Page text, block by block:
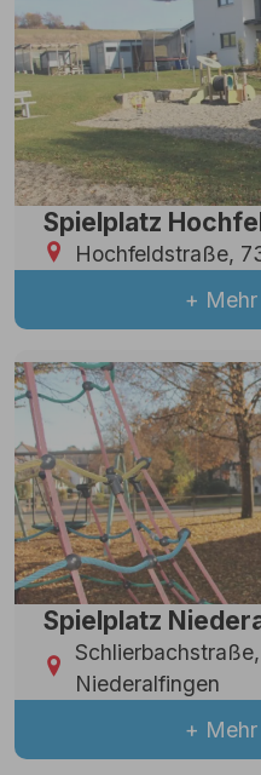
Spielplatz
Hochfeldstraße,
+
Spielplatz
Niederalfingen
+